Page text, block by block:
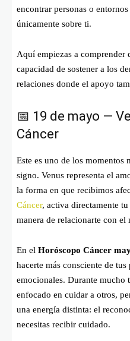
encontrar personas o
únicamente sobre ti.
Aquí empiezas a comprender
capacidad de sostener a los
relaciones donde el apoyo
📅 19 de mayo —
Cáncer
Este es uno de los momentos
signo. Venus representa el
la forma en que recibimos
Cáncer, activa directamente
manera de relacionarte con el
En el Horóscopo Cáncer
hacerte más consciente de tus
emocionales. Durante mucho
enfocado en cuidar a otros,
una energía distinta: el
necesitas recibir cuidado.